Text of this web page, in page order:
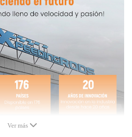
neumática después del
de alta calidad,
de aire original de tu automóvil e
el número de OEM y la
asegurarte el ajuste.
Se recomienda la instalación
Ver más